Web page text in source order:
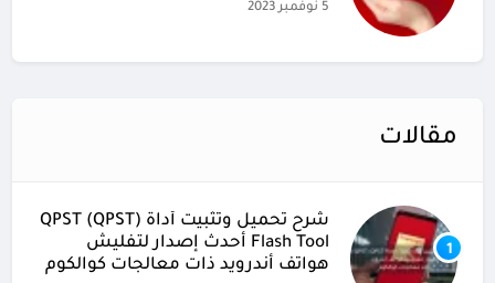
5 نوفمبر 2023
مقالات
1
شرح تحميل وتثبيت أداة (QPST (QPST
Flash Tool أحدث إصدار لتفليش
هواتف أندرويد ذات معالجات كوالكوم